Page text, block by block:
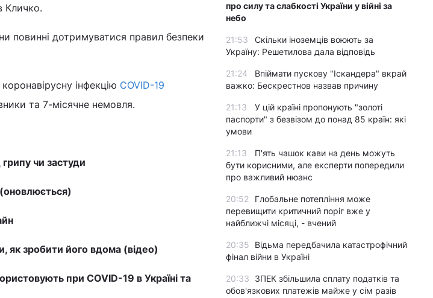
Кличко.
повинні дотримуватися правил безпеки
інфекцію COVID-19
та 7-місячне немовля.
грипу чи застуди
як зробити його вдома (відео)
при COVID-19 в Україні та
про силу та слабкості України у війні за
небо
21:53
Скільки іноземців воюють за
Україну: Решетилова дала відповідь
21:24
Впіймати пускову "Іскандера" вкрай
важко: Бескрестнов назвав причину
21:13
У цій країні пропонують "золоті
паспорти" з безвізом до понад 85 країн: які
умови
21:13
П'ять чашок кави на день можуть
бути корисними, але експерти попередили
про важливий нюанс
20:52
Глобальне потепління може
перевищити критичний поріг вже у
найближчі місяці, - вчений
20:35
Відьма передбачила катастрофічний
фінал війни в Україні
20:33
ЗПЕК збільшила сплату податків та
обов'язкових платежів майже у сім разів